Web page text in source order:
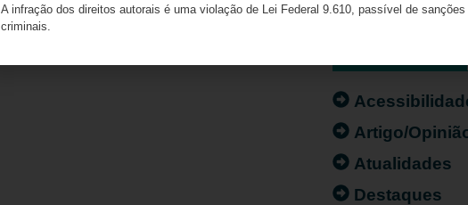
Artigo/
Atualidades
Destaques
A infração dos direitos autorais é uma violação de Lei Federal 9.610, passível de
criminais.